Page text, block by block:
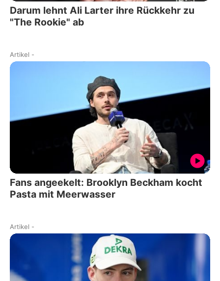
Darum lehnt Ali Larter ihre Rückkehr zu
"The Rookie" ab
Artikel -
Fans angeekelt: Brooklyn Beckham kocht
Pasta mit Meerwasser
Artikel -